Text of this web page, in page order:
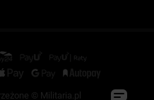
© Militaria.pl